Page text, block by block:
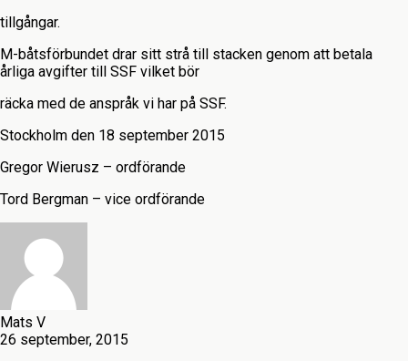
tillgångar.
M-båtsförbundet drar sitt strå till stacken genom att betala
årliga avgifter till SSF vilket bör
räcka med de anspråk vi har på SSF.
Stockholm den 18 september 2015
Gregor Wierusz – ordförande
Tord Bergman – vice ordförande
Mats V
26 september, 2015